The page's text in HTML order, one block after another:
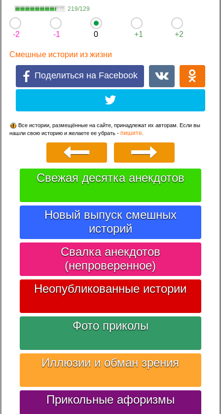
219/129
-2 -1 0 +1 +2
Смешные истории из жизни
Поделиться на Facebook
Все истории, размещённые на сайте, принадлежат их авторам. Если вы
нашли свою историю и желаете ее убрать -пишите
Свежая десятка анекдотов
Новый выпуск смешных
историй
Свалка анекдотов
(непроверенное)
Неопубликованные истории
Фото приколы
Иллюзии и обман зрения
Прикольные афоризмы